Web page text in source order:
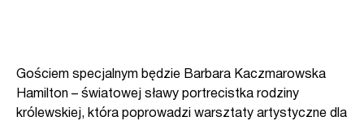
Gościem specjalnym będzie Barbara Kaczmarowska
Hamilton – światowej sławy portrecistka rodziny
królewskiej, która poprowadzi warsztaty artystyczne dla